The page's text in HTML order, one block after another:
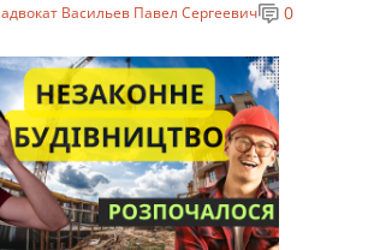
адвокат Васильев Павел Сергеевич
0